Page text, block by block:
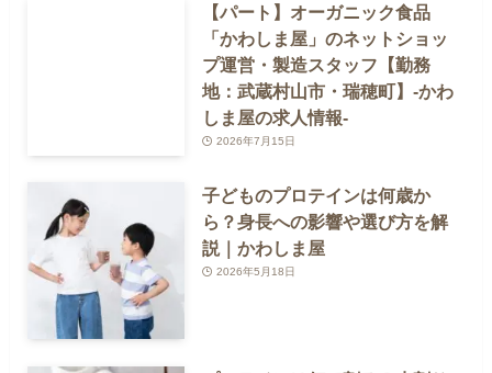
【パート】オーガニック食品
「かわしま屋」のネットショッ
プ運営・製造スタッフ【勤務
地：武蔵村山市・瑞穂町】-かわ
しま屋の求人情報-
2026年7月15日
子どものプロテインは何歳か
ら？身長への影響や選び方を解
説｜かわしま屋
2026年5月18日